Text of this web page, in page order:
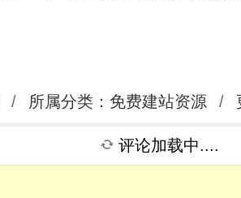
/ 所属分类： 免费建站资源 /
评论加载中....